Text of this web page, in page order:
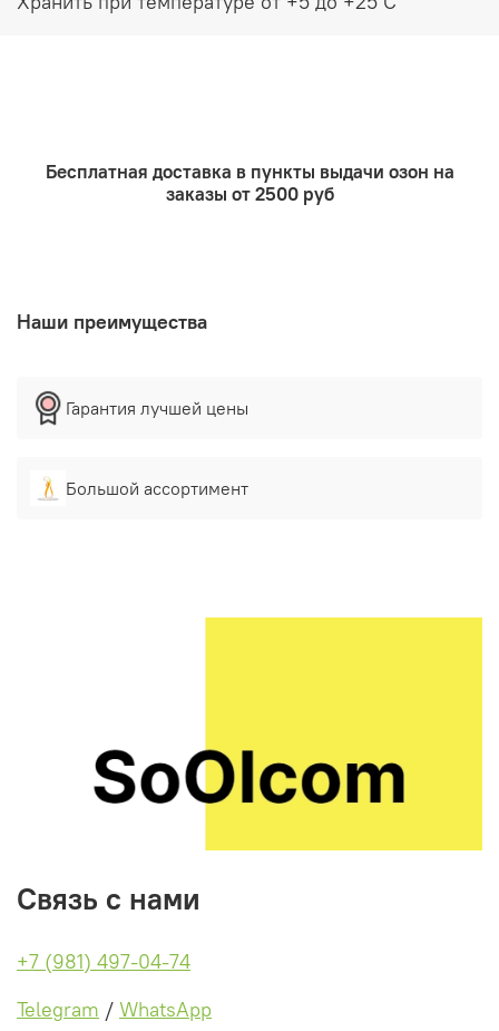
и выровнит цвет лица, осветлит пигментные пятна,
Бесплатная доставка в пункты выдачи озон на
заказы от 2500 руб
Наши преимущества
Гарантия лучшей цены
Большой ассортимент
Связь с нами
+7 (981) 497-04-74
Telegram / WhatsApp